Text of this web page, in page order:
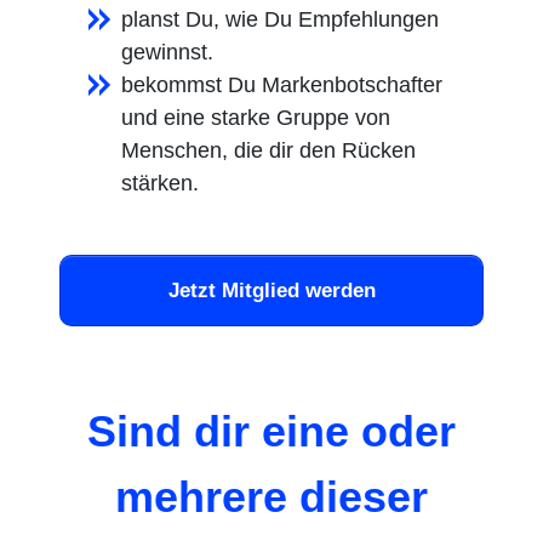
planst Du, wie Du Empfehlungen
gewinnst.
bekommst Du Markenbotschafter
und eine starke Gruppe von
Menschen, die dir den Rücken
stärken.
Jetzt Mitglied werden
Sind dir eine oder
mehrere dieser